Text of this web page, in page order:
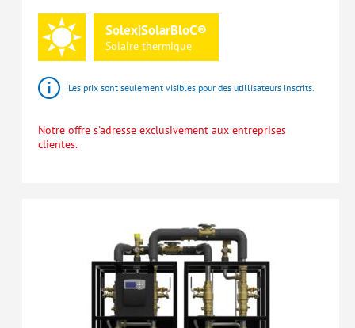
Solex|SolarBloC®
Solaire thermique
Les prix sont seulement visibles pour des utillisateurs inscrits.
Notre offre s'adresse exclusivement aux entreprises
clientes.